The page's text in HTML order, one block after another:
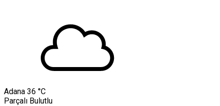
Adana 36 °C
Parçalı Bulutlu